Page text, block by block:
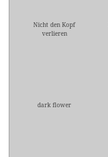
Nicht den Kopf
verlieren
dark flower